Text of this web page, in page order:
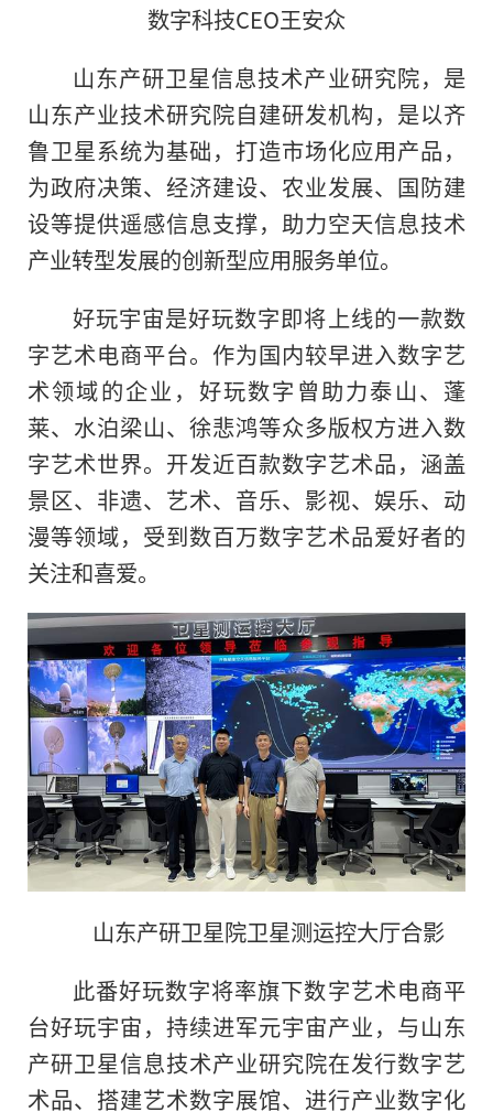
数字科技CEO王安众
山东产研卫星信息技术产业研究院，是
山东产业技术研究院自建研发机构，是以齐
鲁卫星系统为基础，打造市场化应用产品，
为政府决策、经济建设、农业发展、国防建
设等提供遥感信息支撑，助力空天信息技术
产业转型发展的创新型应用服务单位。
好玩宇宙是好玩数字即将上线的一款数
字艺术电商平台。作为国内较早进入数字艺
术领域的企业，好玩数字曾助力泰山、蓬
莱、水泊梁山、徐悲鸿等众多版权方进入数
字艺术世界。开发近百款数字艺术品，涵盖
景区、非遗、艺术、音乐、影视、娱乐、动
漫等领域，受到数百万数字艺术品爱好者的
关注和喜爱。
山东产研卫星院卫星测运控大厅合影
此番好玩数字将率旗下数字艺术电商平
台好玩宇宙，持续进军元宇宙产业，与山东
产研卫星信息技术产业研究院在发行数字艺
术品、搭建艺术数字展馆、进行产业数字化